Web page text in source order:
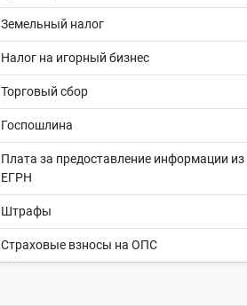
Земельный налог
Налог на игорный бизнес
Торговый сбор
Госпошлина
Плата за предоставление информации из
ЕГРН
Штрафы
Страховые взносы на ОПС